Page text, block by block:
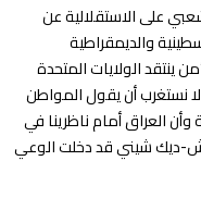
على الاستقلالية عن
والديمقراطية
ينتقد الولايات المتحدة
نستغرب أن يقول المواطن
العراق أمام ناظرينا في
ديك شيني قد دخلت الوعي